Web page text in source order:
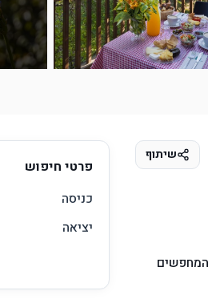
שיתוף
המחפשים
פרטי חיפוש
כניסה
יציאה